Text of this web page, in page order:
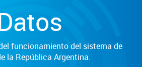
funcionamiento del sistema de
la República Argentina.